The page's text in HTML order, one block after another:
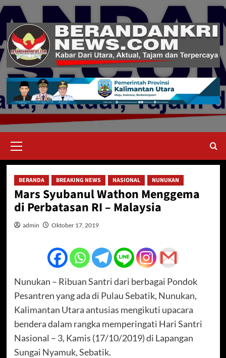
Skip
content
Menu
BERANDA BREAKING NEWS NASIONAL NUNUKAN
Mars Syubanul Wathon Menggema
di Perbatasan RI – Malaysia
admin Oktober 17, 2019
Nunukan – Ribuan Santri dari berbagai Pondok
Pesantren yang ada di Pulau Sebatik, Nunukan,
Kalimantan Utara antusias mengikuti upacara
bendera dalam rangka memperingati Hari Santri
Nasional – 3, Kamis (17/10/2019) di Lapangan
Sungai Nyamuk, Sebatik.